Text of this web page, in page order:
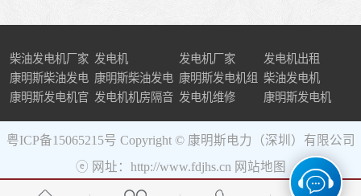
柴油发电机厂家 发电机 发电机厂家
发电机出租
康明斯柴油发电
机组
康明斯柴油发电
机
康明斯发电机组 柴油发电机
康明斯发电机官 发电机机房隔音 发电机维修 康明斯发电机
粤ICP备15065215号 Copyright © 康明斯电力（深圳）有限公司
ⓔ 网址：http://www.fdjhs.cn 网站地图